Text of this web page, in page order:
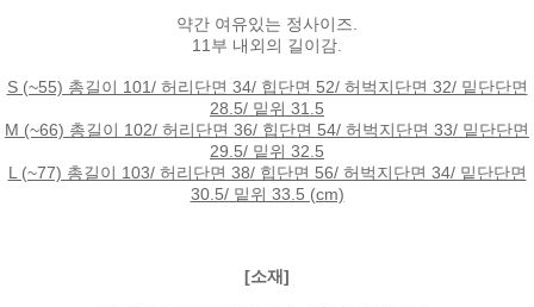
약간 여유있는 정사이즈.
11부 내외의 길이감.
S (~55) 총길이 101/ 허리단면 34/ 힙단면 52/ 허벅지단면 32/ 밑단단면
28.5/ 밑위 31.5
M (~66) 총길이 102/ 허리단면 36/ 힙단면 54/ 허벅지단면 33/ 밑단단면
29.5/ 밑위 32.5
L (~77) 총길이 103/ 허리단면 38/ 힙단면 56/ 허벅지단면 34/ 밑단단면
30.5/ 밑위 33.5 (cm)
[소재]